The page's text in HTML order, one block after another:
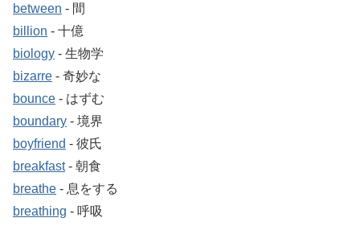
between ‐ 間
billion ‐ 十億
biology ‐ 生物学
bizarre ‐ 奇妙な
bounce ‐ はずむ
boundary ‐ 境界
boyfriend ‐ 彼氏
breakfast‐ 朝食
breathe ‐ 息をする
breathing ‐ 呼吸